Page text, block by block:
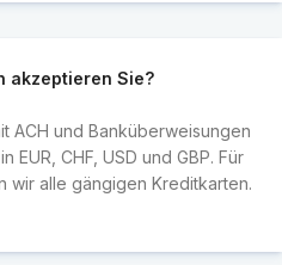
akzeptieren Sie?
ACH und Banküberweisungen
CHF, USD und GBP. Für
alle gängigen Kreditkarten.